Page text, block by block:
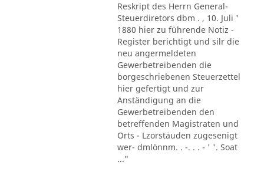
Reskript des Herrn General-
Steuerdiretors dbm . , 10. Juli '
1880 hier zu führende Notiz -
Register berichtigt und silr die
neu angermeldeten
Gewerbetreibenden die
borgeschriebenen Steuerzettel
hier gefertigt und zur
Anständigung an die
Gewerbetreibenden den
betreffenden Magistraten und
Orts - Lzorstäuden zugesenigt
wer- dmlönnm. . -. . . - ' '. Soat
..."